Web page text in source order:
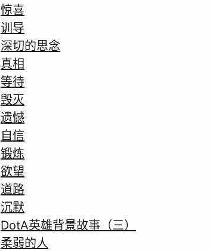
惊喜
训导
深切的思念
真相
等待
毁灭
遗憾
自信
锻炼
欲望
道路
沉默
DotA英雄背景故事（三）
柔弱的人